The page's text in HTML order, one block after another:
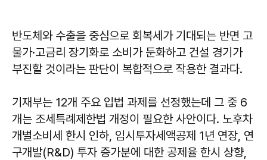
반도체와 수출을 중심으로 회복세가 기대되는 반면 고
물가·고금리 장기화로 소비가 둔화하고 건설 경기가
부진할 것이라는 판단이 복합적으로 작용한 결과다.
기재부는 12개 주요 입법 과제를 선정했는데 그 중 6
개는 조세특례제한법 개정이 필요한 사안이다. 노후차
개별소비세 한시 인하, 임시투자세액공제 1년 연장, 연
구개발(R&D) 투자 증가분에 대한 공제율 한시 상향,